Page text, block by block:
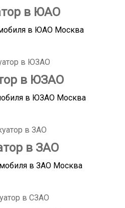
в ЮАО
в ЮАО Москва
в ЮЗАО
в ЮЗАО Москва
в ЗАО
в ЗАО Москва